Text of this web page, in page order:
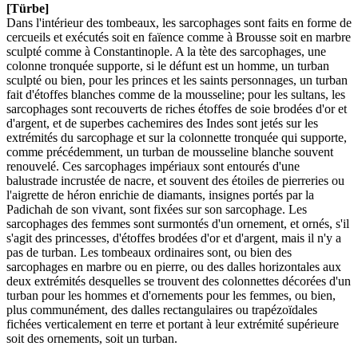
[Türbe]
Dans l'intérieur des tombeaux, les sarcophages sont faits en forme de
cercueils et exécutés soit en faïence comme à Brousse soit en marbre
sculpté comme à Constantinople. A la tète des sarcophages, une
colonne tronquée supporte, si le défunt est un homme, un turban
sculpté ou bien, pour les princes et les saints personnages, un turban
fait d'étoffes blanches comme de la mousseline; pour les sultans, les
sarcophages sont recouverts de riches étoffes de soie brodées d'or et
d'argent, et de superbes cachemires des Indes sont jetés sur les
extrémités du sarcophage et sur la colonnette tronquée qui supporte,
comme précédemment, un turban de mousseline blanche souvent
renouvelé. Ces sarcophages impériaux sont entourés d'une
balustrade incrustée de nacre, et souvent des étoiles de pierreries ou
l'aigrette de héron enrichie de diamants, insignes portés par la
Padichah de son vivant, sont fixées sur son sarcophage. Les
sarcophages des femmes sont surmontés d'un ornement, et ornés, s'il
s'agit des princesses, d'étoffes brodées d'or et d'argent, mais il n'y a
pas de turban. Les tombeaux ordinaires sont, ou bien des
sarcophages en marbre ou en pierre, ou des dalles horizontales aux
deux extrémités desquelles se trouvent des colonnettes décorées d'un
turban pour les hommes et d'ornements pour les femmes, ou bien,
plus communément, des dalles rectangulaires ou trapézoïdales
fichées verticalement en terre et portant à leur extrémité supérieure
soit des ornements, soit un turban.